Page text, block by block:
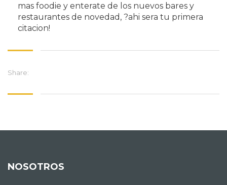
mas foodie y enterate de los nuevos bares y
restaurantes de novedad, ?ahi sera tu primera
citacion!
Share:
NOSOTROS